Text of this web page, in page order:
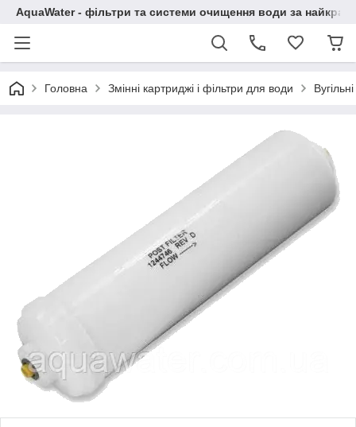
AquaWater - фільтри та системи очищення води за
Головна Змінні картриджі і фільтри для води